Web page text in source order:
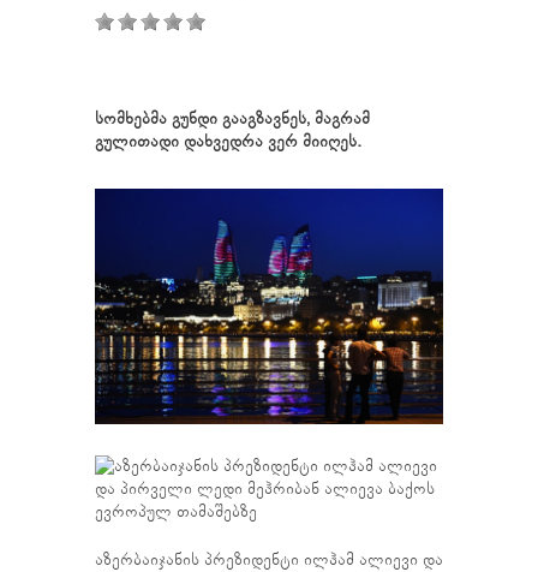
სომხებმა გუნდი გააგზავნეს, მაგრამ
გულითადი დახვედრა ვერ მიიღეს.
აზერბაიჯანის პრეზიდენტი ილჰამ ალიევი და